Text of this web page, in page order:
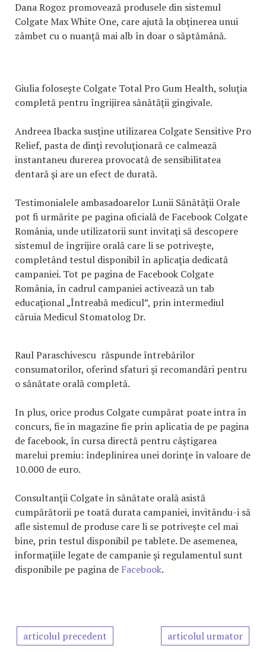
Dana Rogoz promovează produsele din sistemul
Colgate Max White One, care ajută la obţinerea unui
zâmbet cu o nuanţă mai alb în doar o săptămână.
Giulia foloseşte Colgate Total Pro Gum Health, soluţia
completă pentru îngrijirea sănătăţii gingivale.
Andreea Ibacka susţine utilizarea Colgate Sensitive Pro
Relief, pasta de dinţi revoluţionară ce calmează
instantaneu durerea provocată de sensibilitatea
dentară şi are un efect de durată.
Testimonialele ambasadoarelor Lunii Sănătăţii Orale
pot fi urmărite pe pagina oficială de Facebook Colgate
România, unde utilizatorii sunt invitaţi să descopere
sistemul de îngrijire orală care li se potriveşte,
completând testul disponibil în aplicaţia dedicată
campaniei. Tot pe pagina de Facebook Colgate
România, în cadrul campaniei activează un tab
educaţional „Întreabă medicul”, prin intermediul
căruia Medicul Stomatolog Dr.
Raul Paraschivescu răspunde întrebărilor
consumatorilor, oferind sfaturi şi recomandări pentru
o sănătate orală completă.
In plus, orice produs Colgate cumpărat poate intra în
concurs, fie in magazine fie prin aplicatia de pe pagina
de facebook, în cursa directă pentru câştigarea
marelui premiu: îndeplinirea unei dorinţe în valoare de
10.000 de euro.
Consultanţii Colgate în sănătate orală asistă
cumpărătorii pe toată durata campaniei, invitându-i să
afle sistemul de produse care li se potriveşte cel mai
bine, prin testul disponibil pe tablete. De asemenea,
informaţiile legate de campanie şi regulamentul sunt
disponibile pe pagina de Facebook.
articolul precedent articolul urmator